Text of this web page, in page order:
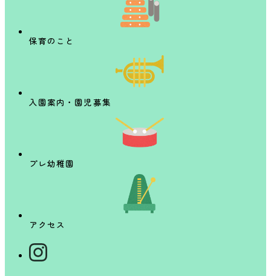
保育のこと
入園案内・園児募集
プレ幼稚園
アクセス